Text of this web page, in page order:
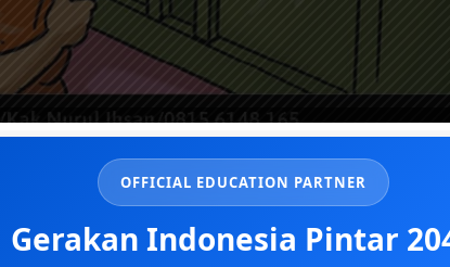
OFFICIAL EDUCATION PARTNER
Gerakan Indonesia Pintar